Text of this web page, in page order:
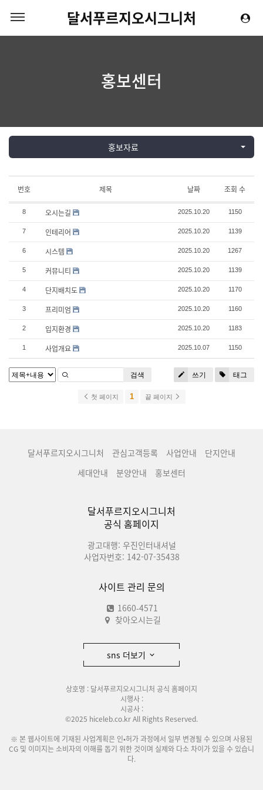
달서푸르지오시그니처
홍보센터
홍보자료
번호 제목 날짜 조회 수
8 오시는길 2025.10.20 1150
7 인테리어 2025.10.20 1139
6 시스템 2025.10.20 1267
5 커뮤니티 2025.10.20 1139
4 단지배치도 2025.10.20 1170
3 프리미엄 2025.10.20 1160
2 입지환경 2025.10.20 1183
1 사업개요 2025.10.07 1150
쓰기 태그
검색
첫 페이지 1 끝 페이지
달서푸르지오시그니처 관심고객등록 사업안내
단지안내
세대안내
분양안내 홍보센터
달서푸르지오시그니처
공식 홈페이지
광고대행: 우진인터내셔널
사업자번호: 142-07-35438
사이트 관리 문의
1660-4571
찾아오시는길
sns 더보기
상호명 : 달서푸르지오시그니처 공식 홈페이지
시행사 :
시공사 :
©2025 hiceleb.co.kr All Rights Reserved.
※ 본 웹사이트에 기재된 사업계획은 인•허가 과정에서 일부 변경될 수 있으며 사용된
CG 및 이미지는 소비자의 이해를 돕기 위한 것이며 실제와 다소 차이가 있을 수 있습니
다.